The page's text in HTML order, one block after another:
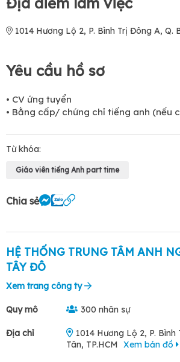
1014 Hương Lộ 2, P. Bình Trị Đông A, Q.
Yêu cầu hồ sơ
• CV ứng tuyển
• Bằng cấp/ chứng chỉ tiếng anh (nếu
Từ khóa:
Giáo viên tiếng Anh part time
Chia sẻ
HỆ THỐNG TRUNG TÂM ANH
TÂY ĐÔ
Xem trang công ty
Quy mô 300 nhân sự
Địa chỉ
1014 Hương Lộ 2, P.
Tân, TP.HCM Xem bản đồ